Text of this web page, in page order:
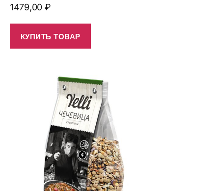
1479,00 ₽
КУПИТЬ ТОВАР